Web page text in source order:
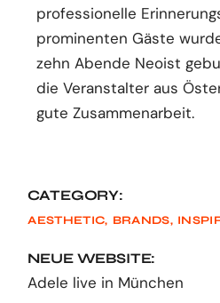
professionelle
prominenten Gäste
zehn Abende Neoist
die Veranstalter aus
gute Zusammenarbeit.
CATEGORY:
AESTHETIC BRANDS
NEUE WEBSITE:
Adele live in München